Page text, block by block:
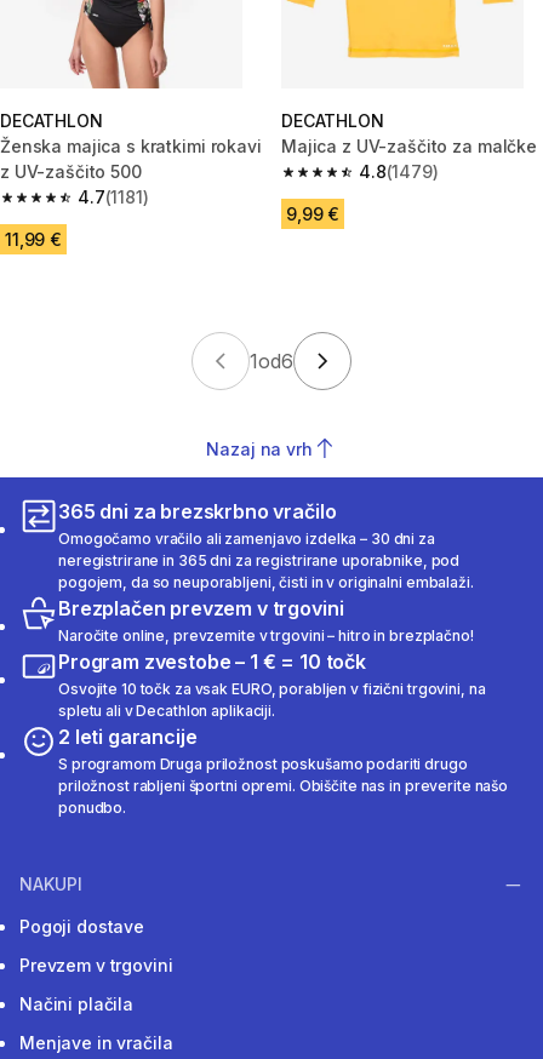
DECATHLON
Ženska majica s kratkimi rokavi
z UV-zaščito 500
4.7
4.7 od 5 zvezdic from 1181 ocene
(1181)
11,99 €
DECATHLON
Majica z UV-zaščito za malčke
4.8
4.8 od 5 zvezdic from 1479
(1479)
9,99 €
1od6
Nazaj na vrh
365 dni za brezskrbno vračilo
Omogočamo vračilo ali zamenjavo izdelka – 30 dni za
neregistrirane in 365 dni za registrirane uporabnike, pod
pogojem, da so neuporabljeni, čisti in v originalni embalaži.
Brezplačen prevzem v trgovini
Naročite online, prevzemite v trgovini – hitro in brezplačno!
Program zvestobe – 1 € = 10 točk
Osvojite 10 točk za vsak EURO, porabljen v fizični trgovini, na
spletu ali v Decathlon aplikaciji.
2 leti garancije
S programom Druga priložnost poskušamo podariti drugo
priložnost rabljeni športni opremi. Obiščite nas in preverite našo
ponudbo.
NAKUPI
Pogoji dostave
Prevzem v trgovini
Načini plačila
Menjave in vračila